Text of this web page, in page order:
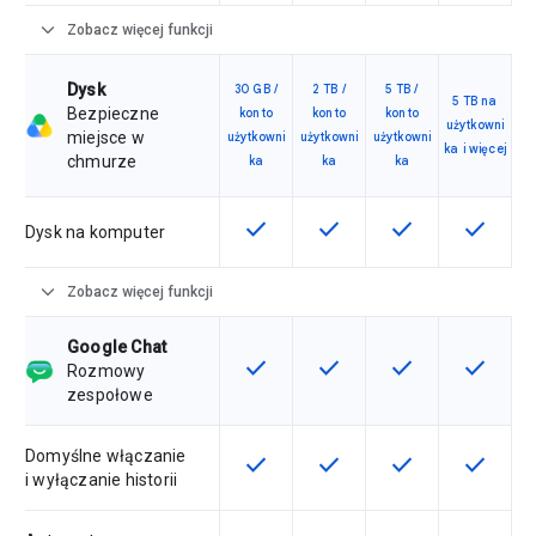
expand_more Zobacz więcej funkcji
Dysk
Bezpieczne
miejsce w
chmurze
30 GB /
konto
użytkowni
ka
2 TB /
konto
użytkowni
ka
5 TB /
konto
użytkowni
ka
5 TB na
użytkowni
ka i więcej
Dysk na komputer Ta funkcja jest dostępna w ramach
check Ta funkcja jest dostępna
check Ta funkcja jest
check Ta
check
expand_more Zobacz więcej funkcji
Google Chat
Rozmowy
zespołowe
Ta funkcja jest dostępna w ramach
check Ta funkcja jest dostępna
check Ta funkcja jest
check Ta
check
Domyślne włączanie
i wyłączanie historii
Ta funkcja jest dostępna w ramach
check Ta funkcja jest dostępna
check Ta funkcja jest
check Ta
check